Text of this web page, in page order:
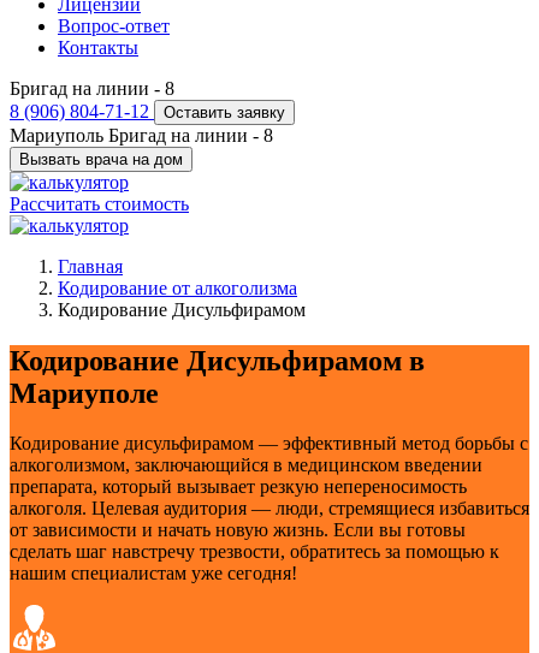
Вопрос-ответ
Контакты
Бригад на линии - 8
8 (906) 804-71-12
Оставить заявку
Мариуполь Бригад на линии - 8
Вызвать врача на дом
Рассчитать стоимость
Главная
Кодирование от алкоголизма
Кодирование Дисульфирамом
Кодирование Дисульфирамом в
Мариуполе
Кодирование дисульфирамом — эффективный метод борьбы с
алкоголизмом, заключающийся в медицинском введении
препарата, который вызывает резкую непереносимость
алкоголя. Целевая аудитория — люди, стремящиеся избавиться
от зависимости и начать новую жизнь. Если вы готовы
сделать шаг навстречу трезвости, обратитесь за помощью к
нашим специалистам уже сегодня!